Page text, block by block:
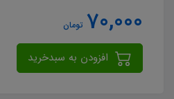
70,000 تومان